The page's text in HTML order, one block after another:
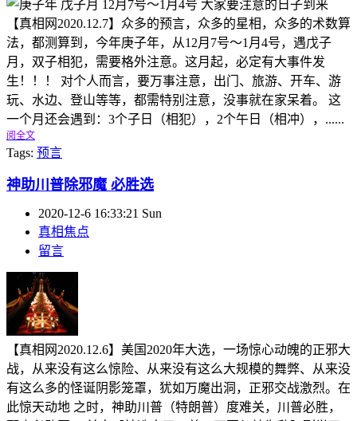
【真相网2020.12.7】众多的预言，众多的星相，众多的术数算
法，都测算到，今年庚子年，从12月7号～1月4号，遇戊子
月，双子相犯，需要格外注意。这月起，必定有大事件发
生！！！ 对个人而言，要万事注意，出门、旅游、开车、游
玩、水边、登山等等，都需特别注意，没事就在家呆着。 这
一个月还会遇到：3个子日（相犯），2个午日（相冲），......
阅全文
Tags: 预言
神助川普除邪魔 必胜选
2020-12-6 16:33:21 Sun
真相焦点
留言
【真相网2020.12.6】美国2020年大选，一场惊心动魄的正邪大
战，从来没有这么惊险、从来没有这么大规模的舞弊、从来没
有这么多的怪诞阴影笼罩，犹如万魔出洞，正邪交战激烈。在
此惊天动地 之时，神助川普（特朗普）度难关，川普必胜，